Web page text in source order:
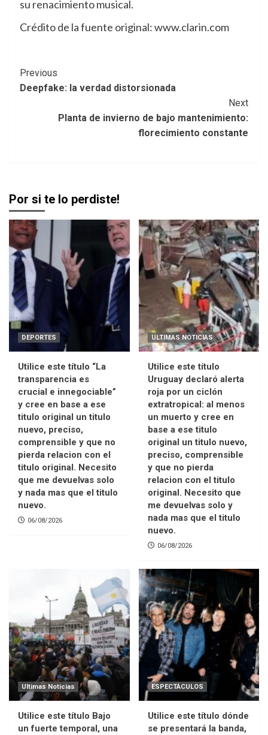
su renacimiento musical.
Crédito de la fuente original: www.clarin.com
Post
Navigation
Previous
Deepfake: la verdad distorsionada
Next
Planta de invierno de bajo mantenimiento:
florecimiento constante
Por si te lo perdiste!
DEPORTES
Utilice este título “La
transparencia es
crucial e innegociable”
y cree en base a ese
titulo original un titulo
nuevo, preciso,
comprensible y que no
pierda relacion con el
titulo original. Necesito
que me devuelvas solo
y nada mas que el titulo
nuevo.
06/08/2026
ULTIMAS NOTICIAS
Utilice este título
Uruguay declaró alerta
roja por un ciclón
extratropical: al menos
un muerto y cree en
base a ese titulo
original un titulo nuevo,
preciso, comprensible
y que no pierda
relacion con el titulo
original. Necesito que
me devuelvas solo y
nada mas que el titulo
nuevo.
06/08/2026
Ultimas Noticias
Utilice este título Bajo
un fuerte temporal, una
ESPECTÁCULOS
Utilice este título dónde
se presentará la banda,